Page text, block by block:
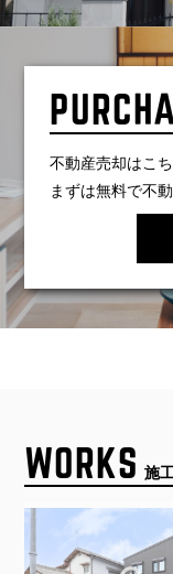
不動産売却はこち
まずは無料で不
WORKS 施